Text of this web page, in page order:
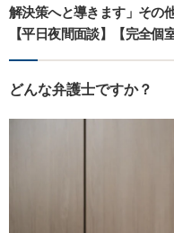
解決策へと導きます」その
【平日夜間面談】【完全個
どんな弁護士ですか？